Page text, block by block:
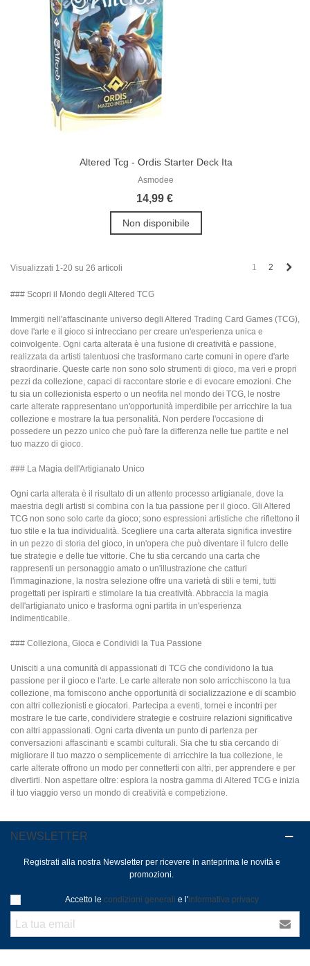
Altered Tcg - Ordis Starter Deck Ita
Asmodee
14,99 €
Non disponibile
Visualizzati 1-20 su 26 articoli 1 2
### Scopri il Mondo degli Altered TCG
Immergiti nell'affascinante universo degli Altered Trading Card Games (TCG),
dove l'arte e il gioco si intrecciano per creare un'esperienza unica e
coinvolgente. Ogni carta alterata è una fusione di creatività e passione,
realizzata da artisti talentuosi che trasformano carte comuni in opere d'arte
straordinarie. Queste carte non sono solo strumenti di gioco, ma veri e propri
pezzi da collezione, capaci di raccontare storie e di evocare emozioni. Che
tu sia un collezionista esperto o un neofita nel mondo dei TCG, le nostre
carte alterate rappresentano un'opportunità imperdibile per arricchire la tua
collezione e mostrare la tua personalità. Non perdere l'occasione di
possedere un pezzo unico che può fare la differenza nelle tue partite e nel
tuo mazzo di gioco.
### La Magia dell'Artigianato Unico
Ogni carta alterata è il risultato di un attento processo artigianale, dove la
maestria degli artisti si combina con la tua passione per il gioco. Gli Altered
TCG non sono solo carte da gioco; sono espressioni artistiche che riflettono il
tuo stile e la tua individualità. Scegliere una carta alterata significa investire
in un pezzo di storia del gioco, in un'opera che può diventare il fulcro delle
tue strategie e delle tue vittorie. Che tu stia cercando una carta che
rappresenti un personaggio amato o un'illustrazione che catturi
l'immaginazione, la nostra selezione offre una varietà di stili e temi, tutti
progettati per ispirarti e stimolare la tua creatività. Abbraccia la magia
dell'artigianato unico e trasforma ogni partita in un'esperienza
indimenticabile.
### Colleziona, Gioca e Condividi la Tua Passione
Unisciti a una comunità di appassionati di TCG che condividono la tua
passione per il gioco e l'arte. Le carte alterate non solo arricchiscono la tua
collezione, ma forniscono anche opportunità di socializzazione e di scambio
con altri collezionisti e giocatori. Partecipa a eventi, tornei e incontri per
mostrare le tue carte, condividere strategie e costruire relazioni significative
con altri appassionati. Ogni carta diventa un punto di partenza per
conversazioni affascinanti e scambi culturali. Sia che tu stia cercando di
migliorare il tuo mazzo o semplicemente di arricchire la tua collezione, le
carte alterate offrono un modo per connetterti con altri, per apprendere e per
divertirti. Non aspettare oltre: esplora la nostra gamma di Altered TCG e inizia
il tuo viaggio verso un mondo di creatività e competizione.
NEWSLETTER
Registrati alla nostra Newsletter per ricevere in anteprima le novità e
promozioni.
Accetto le condizioni generali e l'informativa privacy